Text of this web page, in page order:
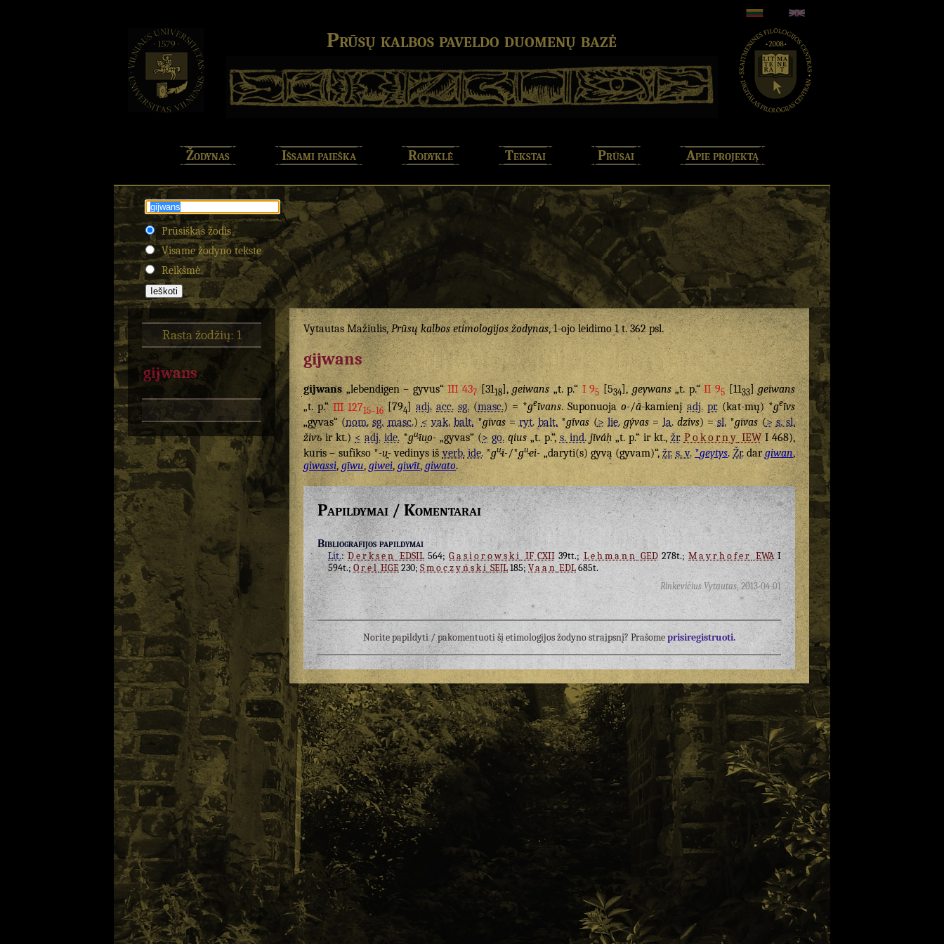
Prūsų kalbos paveldo duomenų bazė
Žodynas Išsami paieška Rodyklė Tekstai Prūsai Apie projektą
Prūsiškas žodis
Visame žodyno tekste
Reikšmė
Rasta žodžių: 1
gijwans
Vytautas Mažiulis,Prūsų kalbos etimologijos žodynas, 1-ojo leidimo 1 t. 362 psl.
gijwans
gijwans„lebendigen – gyvus“III 437[3118],geiwans„t. p.“I 95[534],geywans„t. p.“II 95[1133]geīwans
„t. p.“III 12715–16[794]adj. acc. sg.(masc.) = *geīvans. Suponuojao-/ā-kamienįadj. pr.(kat-mų) *geīvs
„gyvas“ (nom. sg. masc.)< vak. balt.*gīvas=ryt. balt.*gī́vas(> lie. gývas= la. dzîvs) =sl.*gīvas(> s. sl.
živъir kt.) < adj. ide.*gu̯īu̯o-„gyvas“ (> go. qius„t. p.“,s. ind. jīváḥ„t. p.“ ir kt., žr. PokornyIEWI 468),
kuris – sufikso *-u̯-vedinys išverb. ide.*gu̯ī-/*gu̯ei- „daryti(s) gyvą (gyvam)“,žr. s. v. *geytys.Žr.dargiwan,
giwassi,gīwu,giwei,giwīt,giwato.
Papildymai / Komentarai
Bibliografijos papildymai
Lit.:Derksen EDSIL564;Gąsiorowski IF CXII39tt.; LehmannGED278t.;Mayrhofer EWAI
594t.;Orel HGE230;Smoczyński SEJL185;Vaan EDL685t.
Rinkevičius Vytautas, 2013-04-01
Norite papildyti / pakomentuoti šį etimologijos žodyno straipsnį? Prašomeprisiregistruoti.